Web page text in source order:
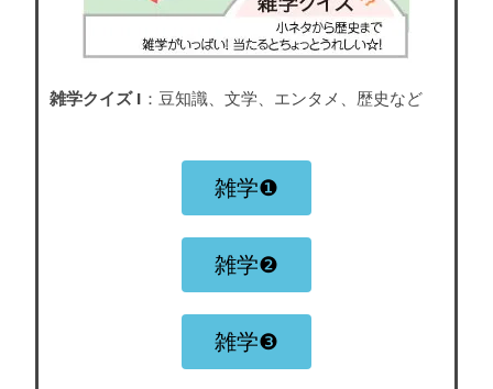
雑学クイズ I ：豆知識、文学、エンタメ、歴史など
雑学❶
雑学❷
雑学❸